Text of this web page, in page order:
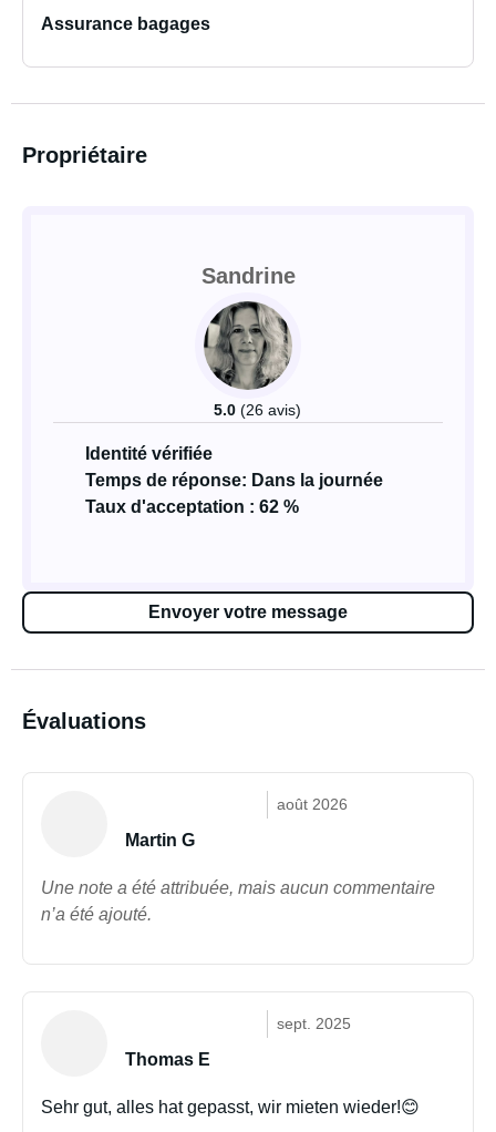
Assurance bagages
Propriétaire
Sandrine
5.0 (26 avis)
Identité vérifiée
Temps de réponse: Dans la journée
Taux d'acceptation : 62 %
Envoyer votre message
Évaluations
août 2026
Martin G
Une note a été attribuée, mais aucun commentaire
n’a été ajouté.
sept. 2025
Thomas E
Sehr gut, alles hat gepasst, wir mieten wieder!😊